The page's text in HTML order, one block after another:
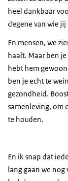
heel dankbaar
degene van wie
En mensen, we
haalt. Maar ben
hebt hem
ben je echt te
gezondheid.
samenleving, om
te houden.
En ik snap dat
lang gaan we